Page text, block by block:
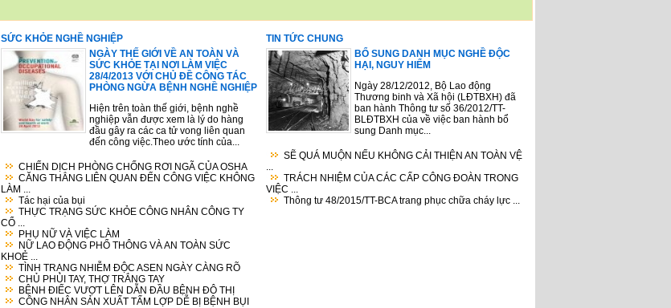
SỨC KHỎE NGHỀ NGHIỆP
NGÀY THẾ GIỚI VỀ AN TOÀN VÀ
SỨC KHỎE TẠI NƠI LÀM VIỆC
28/4/2013 VỚI CHỦ ĐỀ CÔNG TÁC
PHÒNG NGỪA BỆNH NGHỀ NGHIỆP
Hiện trên toàn thế giới, bệnh nghề
nghiệp vẫn được xem là lý do hàng
đầu gây ra các ca tử vong liên quan
đến công việc.Theo ước tính của...
CHIẾN DỊCH PHÒNG CHỐNG RƠI NGÃ CỦA OSHA
CĂNG THẲNG LIÊN QUAN ĐẾN CÔNG VIỆC KHÔNG
LÀM ...
Tác hại của bụi
THỰC TRẠNG SỨC KHỎE CÔNG NHÂN CÔNG TY
CỔ ...
PHỤ NỮ VÀ VIỆC LÀM
NỮ LAO ĐỘNG PHỔ THÔNG VÀ AN TOÀN SỨC
KHOẺ ...
TÌNH TRẠNG NHIỄM ĐỘC ASEN NGÀY CÀNG RÕ
CHỦ PHỦI TAY, THỢ TRẮNG TAY
BỆNH ĐIẾC VƯỢT LÊN DẪN ĐẦU BỆNH ĐÔ THỊ
CÔNG NHÂN SẢN XUẤT TẤM LỢP DỄ BỊ BỆNH BỤI
TIN TỨC CHUNG
BỔ SUNG DANH MỤC NGHỀ ĐỘC
HẠI, NGUY HIỂM
Ngày 28/12/2012, Bộ Lao động
Thương binh và Xã hội (LĐTBXH) đã
ban hành Thông tư số 36/2012/TT-
BLĐTBXH của về việc ban hành bổ
sung Danh mục...
SẼ QUÁ MUỘN NẾU KHÔNG CẢI THIỆN AN TOÀN VỆ
TRÁCH NHIỆM CỦA CÁC CẤP CÔNG ĐOÀN TRONG
VIỆC ...
Thông tư 48/2015/TT-BCA trang phục chữa cháy lực ...